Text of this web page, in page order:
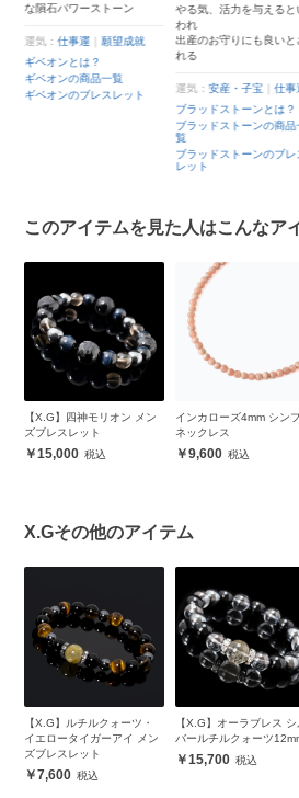
な隕石パワーストーン
運気：仕事運
願望成就
ギベオンとは？
ギベオンの商品一覧
ギベオンのブレスレット
やる気、活力を与えると
われ
出産のお守りにも良いと
れる
運気：安産・子宝 ｜仕事
ブラッドストーンとは？
ブラッドストーンの商品
覧
ブラッドストーンのブレ
レット
このアイテムを見た人はこんなア
【X.G】四神モリオン メン
ズブレスレット
15,000
インカローズ4mm シン
ネックレス
9,600
X.Gその他のアイテム
【X.G】ルチルクォーツ・
イエロータイガーアイ メン
ズブレスレット
7,600
【X.G】オーラブレス シ
バールチルクォーツ
15,700